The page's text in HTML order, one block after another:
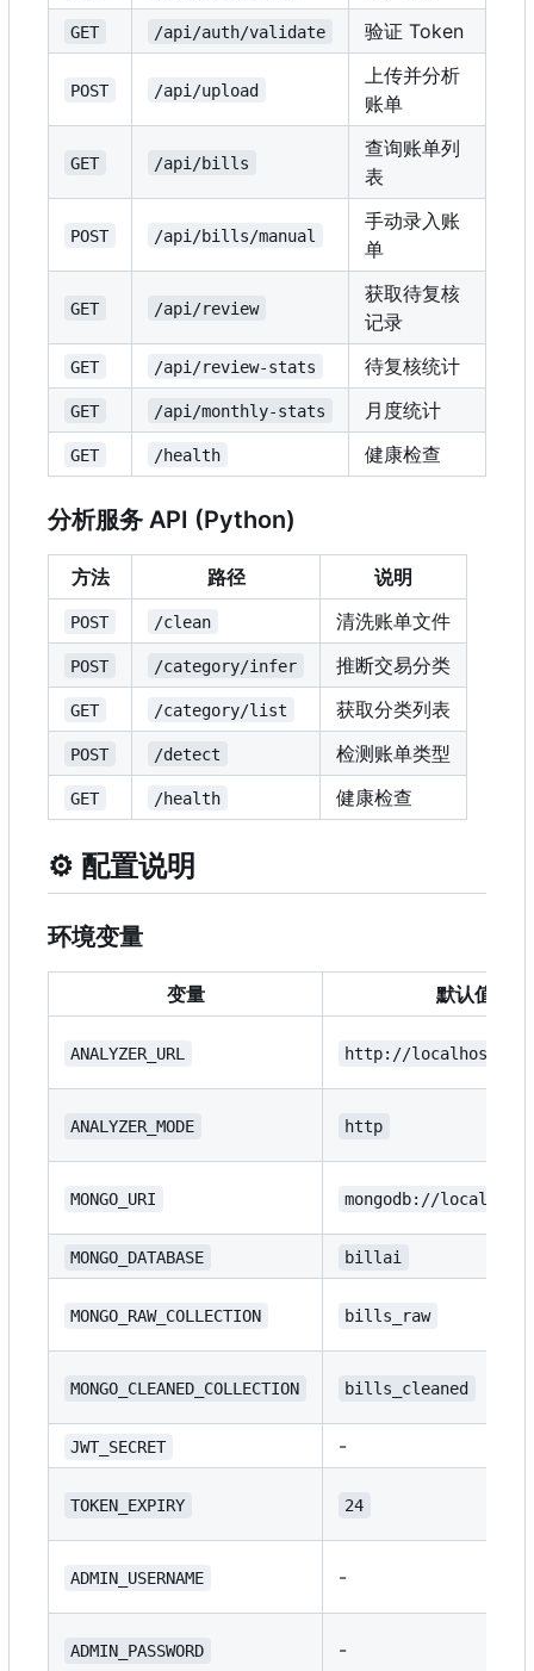
GET /api/auth/validate 验证 Token
POST /api/upload
上传并分析
账单
GET /api/bills
查询账单列
表
POST /api/bills/manual
手动录入账
单
GET /api/review
获取待复核
记录
GET /api/review-stats 待复核统计
GET /api/monthly-stats 月度统计
GET /health 健康检查
分析服务 API (Python)
方法 路径 说明
POST /clean 清洗账单文件
POST /category/infer 推断交易分类
GET /category/list 获取分类列表
POST /detect 检测账单类型
GET /health 健康检查
⚙️ 配置说明
环境变量
变量 默认值
ANALYZER_URL http://
ANALYZER_MODE http
MONGO_URI mongodb://
MONGO_DATABASE billai
MONGO_RAW_COLLECTION bills_raw
MONGO_CLEANED_COLLECTION bills_cleaned
JWT_SECRET -
TOKEN_EXPIRY 24
ADMIN_USERNAME -
ADMIN_PASSWORD -